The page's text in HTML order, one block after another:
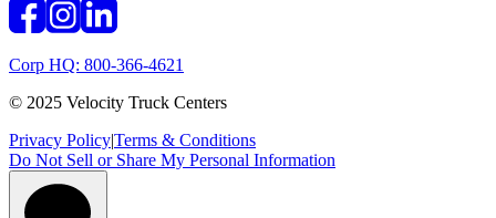
Corp HQ: 800-366-4621
© 2025 Velocity Truck Centers
Privacy Policy|Terms & Conditions
Do Not Sell or Share My Personal Information